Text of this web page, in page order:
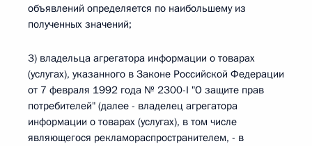
объявлений определяется по наибольшему из
полученных значений;
3) владельца агрегатора информации о товарах
(услугах), указанного в Законе Российской Федерации
от 7 февраля 1992 года № 2300-I "О защите прав
потребителей" (далее - владелец агрегатора
информации о товарах (услугах), в том числе
являющегося рекламораспространителем, - в